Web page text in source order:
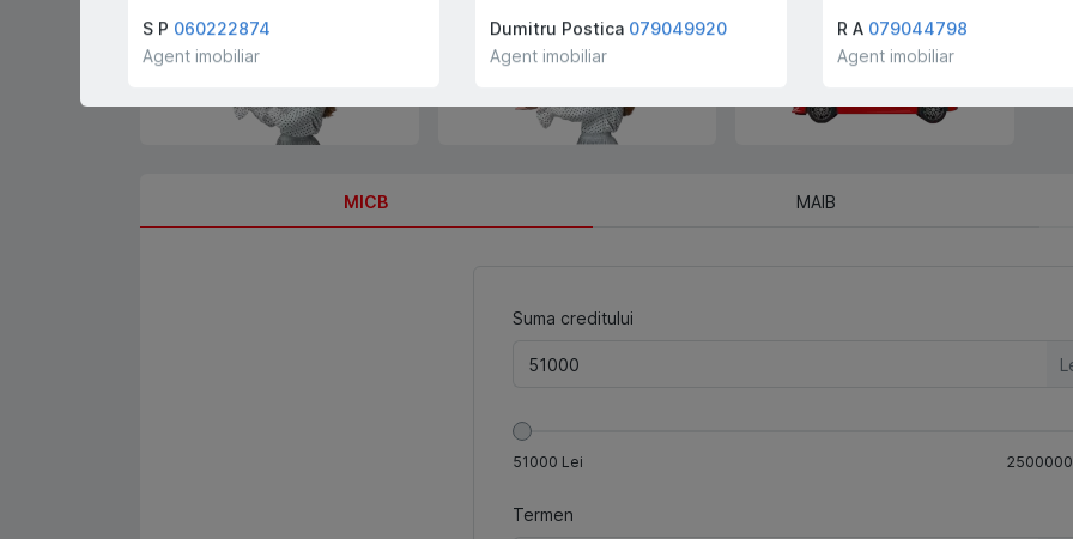
cumpărători și chiriași
gratis!
MICB MAIB
Suma creditului
51000 Lei 2500000
Termen
S P 060222874
Agent imobiliar
Dumitru Postica 079049920
Agent imobiliar
R A 079044798
Agent imobiliar